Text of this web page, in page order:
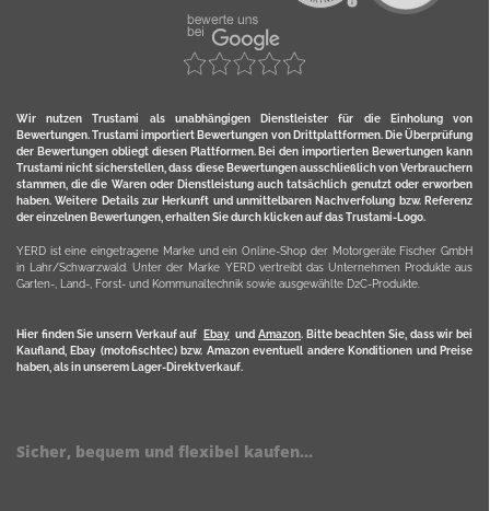
Wir nutzen Trustami als unabhängigen Dienstleister für die Einholung von
Bewertungen. Trustami importiert Bewertungen von Drittplattformen. Die Überprüfung
der Bewertungen obliegt diesen Plattformen. Bei den importierten Bewertungen kann
Trustami nicht sicherstellen, dass diese Bewertungen ausschließlich von Verbrauchern
stammen, die die Waren oder Dienstleistung auch tatsächlich genutzt oder erworben
haben. Weitere Details zur Herkunft und unmittelbaren Nachverfolung bzw. Referenz
der einzelnen Bewertungen, erhalten Sie durch klicken auf das Trustami-Logo.
YERD ist eine eingetragene Marke und ein Online-Shop der Motorgeräte Fischer GmbH
in Lahr/Schwarzwald. Unter der Marke YERD vertreibt das Unternehmen Produkte aus
Garten-, Land-, Forst- und Kommunaltechnik sowie ausgewählte D2C-Produkte.
Hier finden Sie unsern Verkauf auf Ebayund Amazon. Bitte beachten Sie, dass wir bei
Kaufland, Ebay (motofischtec) bzw. Amazon eventuell andere Konditionen und Preise
haben, als in unserem Lager-Direktverkauf.
Sicher, bequem und flexibel kaufen...